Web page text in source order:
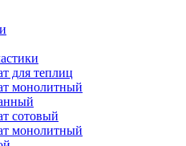
для теплиц
монолитный
сотовый
монолитный